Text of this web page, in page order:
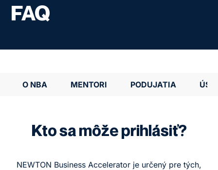
FAQ
O NBA MENTORI PODUJATIA
Kto sa môže prihlásiť?
NEWTON Business Accelerator je určený pre tých,